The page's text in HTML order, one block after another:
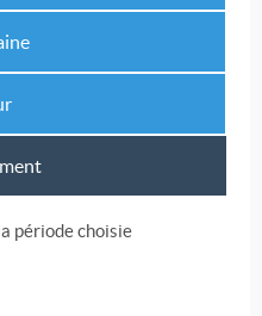
période choisie